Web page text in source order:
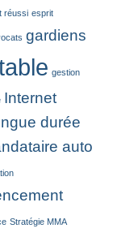
réussi esprit
gardiens
gestion
Internet
durée
auto
Stratégie MMA